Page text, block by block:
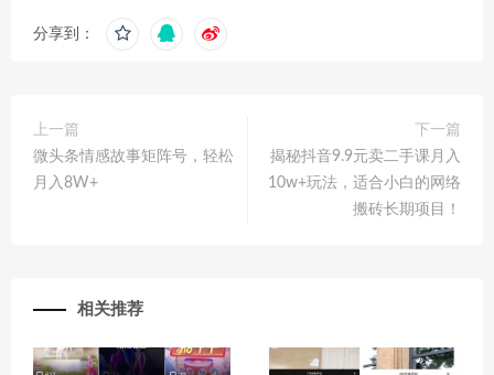
分享到：
上一篇
微头条情感故事矩阵号，轻松
月入8W+
下一篇
揭秘抖音9.9元卖二手课月入
10w+玩法，适合小白的网络
搬砖长期项目！
相关推荐